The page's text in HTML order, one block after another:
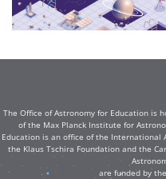
The Office of Astronomy for Education is
of the Max Planck Institute for
Education is an office of the
the Klaus Tschira Foundation and the
are funded by